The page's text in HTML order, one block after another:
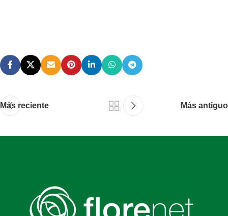
Más reciente Más antiguo